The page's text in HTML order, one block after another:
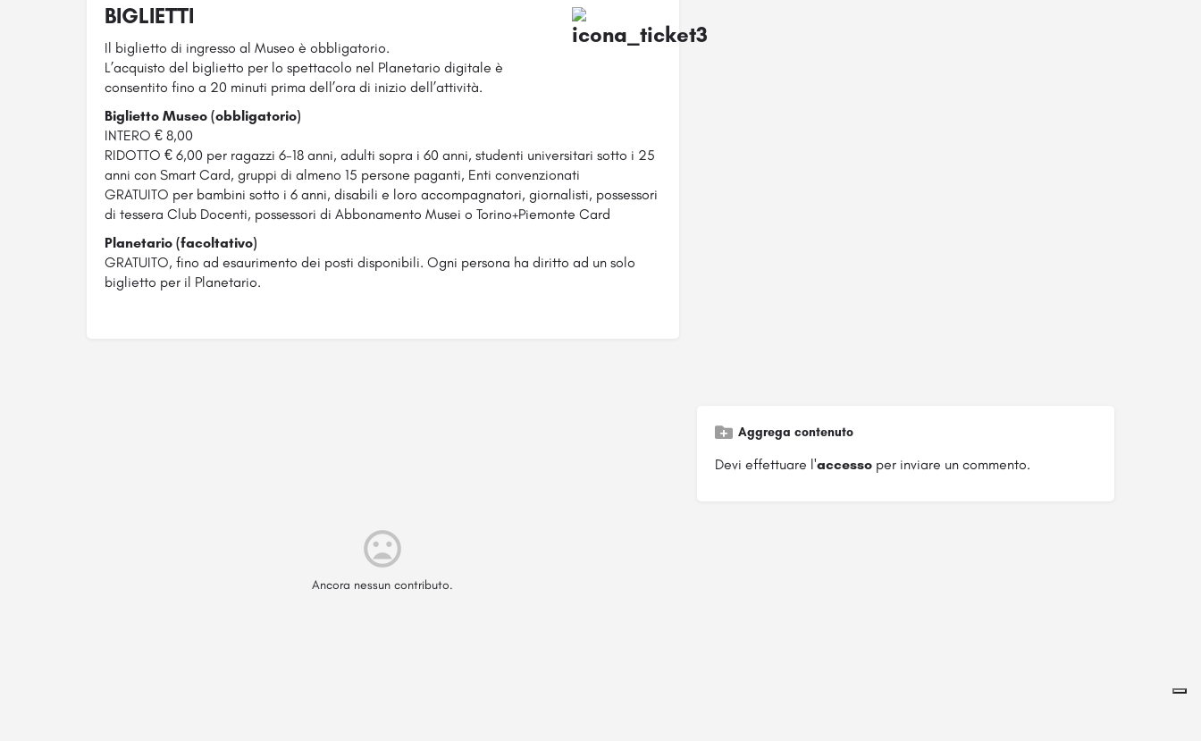
BIGLIETTI
Il biglietto di ingresso al Museo è obbligatorio.
L’acquisto del biglietto per lo spettacolo nel Planetario digitale è
consentito fino a 20 minuti prima dell’ora di inizio dell’attività.
Biglietto Museo (obbligatorio)
INTERO € 8,00
RIDOTTO € 6,00 per ragazzi 6-18 anni, adulti sopra i 60 anni, studenti universitari sotto i 25
anni con Smart Card, gruppi di almeno 15 persone paganti, Enti convenzionati
GRATUITO per bambini sotto i 6 anni, disabili e loro accompagnatori, giornalisti, possessori
di tessera Club Docenti, possessori di Abbonamento Musei o Torino+Piemonte Card
Planetario (facoltativo)
GRATUITO, fino ad esaurimento dei posti disponibili. Ogni persona ha diritto ad un solo
biglietto per il Planetario.
Ancora nessun contributo.
Aggrega contenuto
Devi effettuare l'accessoper inviare un commento.